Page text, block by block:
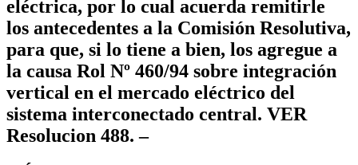
eléctrica, por lo cual acuerda remitirle
los antecedentes a la Comisión Resolutiva,
para que, si lo tiene a bien, los agregue a
la causa Rol Nº 460/94 sobre integración
vertical en el mercado eléctrico del
sistema interconectado central. VER
Resolucion 488. –